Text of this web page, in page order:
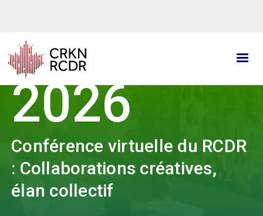
principal
2026
Conférence virtuelle du RCDR
: Collaborations créatives,
élan collectif